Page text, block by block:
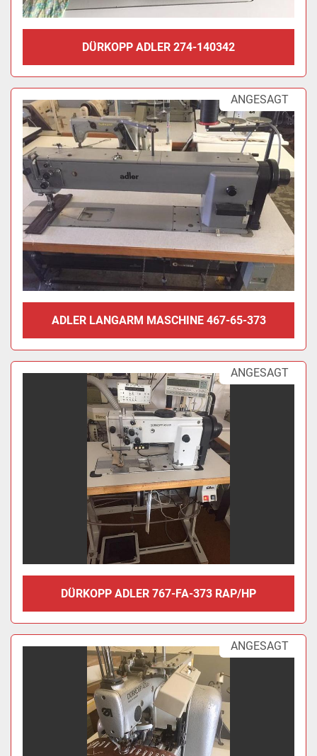
DÜRKOPP ADLER 274-140342
ANGESAGT
ADLER LANGARM MASCHINE 467-65-373
ANGESAGT
DÜRKOPP ADLER 767-FA-373 RAP/HP
ANGESAGT